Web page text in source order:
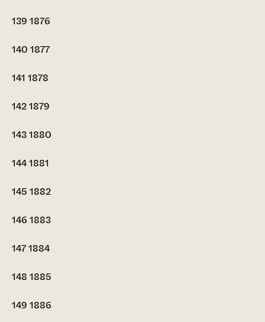
139 1876
140 1877
141 1878
1421879
1431880
1441881
145 1882
146 1883
1471884
148 1885
149 1886